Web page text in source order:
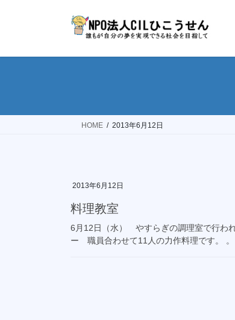
HOME 2013年6月12日
2013年6月12日
料理教室
6月12日（水） やすらぎの調理室で行わ
ー 職員合わせて11人の力作料理です。